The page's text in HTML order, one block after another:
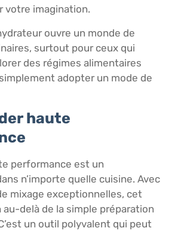
votre imagination.
ouvre un monde de
surtout pour ceux qui
des régimes alimentaires
adopter un mode de
haute
performance est un
n’importe quelle cuisine. Avec
mixage exceptionnelles, cet
au-delà de la simple préparation
un outil polyvalent qui peut